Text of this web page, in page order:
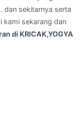
dan sekitarnya serta
kami sekarang dan
di KRICAK,YOGYA